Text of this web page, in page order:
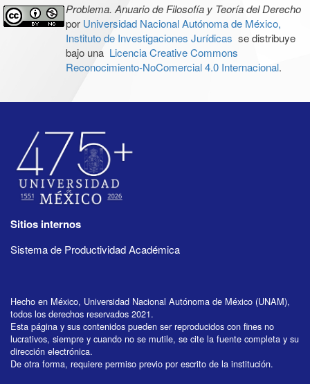
Problema. Anuario de Filosofía y Teoría del Derecho
por Universidad Nacional Autónoma de México,
Instituto de Investigaciones Jurídicas se distribuye
bajo una Licencia Creative Commons
Reconocimiento-NoComercial 4.0 Internacional.
Sitios internos
Sistema de Productividad Académica
Hecho en México, Universidad Nacional Autónoma de México (UNAM),
todos los derechos reservados 2021.
Esta página y sus contenidos pueden ser reproducidos con fines no
lucrativos, siempre y cuando no se mutile, se cite la fuente completa y su
dirección electrónica.
De otra forma, requiere permiso previo por escrito de la institución.